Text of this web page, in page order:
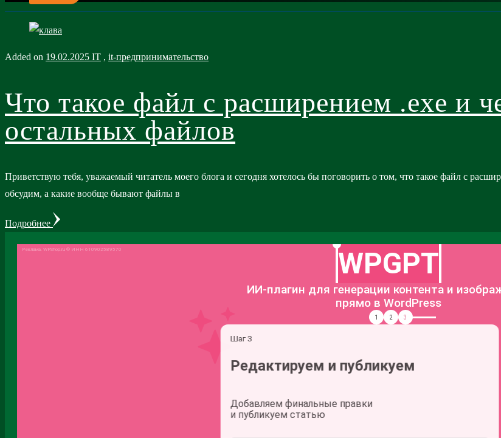
Added on 19.02.2025 IT , it-предпринимательство
Что такое файл с расширением .exe и
остальных файлов
Приветствую тебя, уважаемый читатель моего блога и сегодня хотелось бы поговорить о том, что такое файл с
обсудим, а какие вообще бывают файлы в
Подробнее